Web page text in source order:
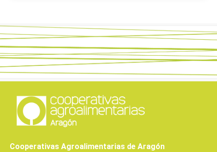
Cooperativas Agroalimentarias de Aragón